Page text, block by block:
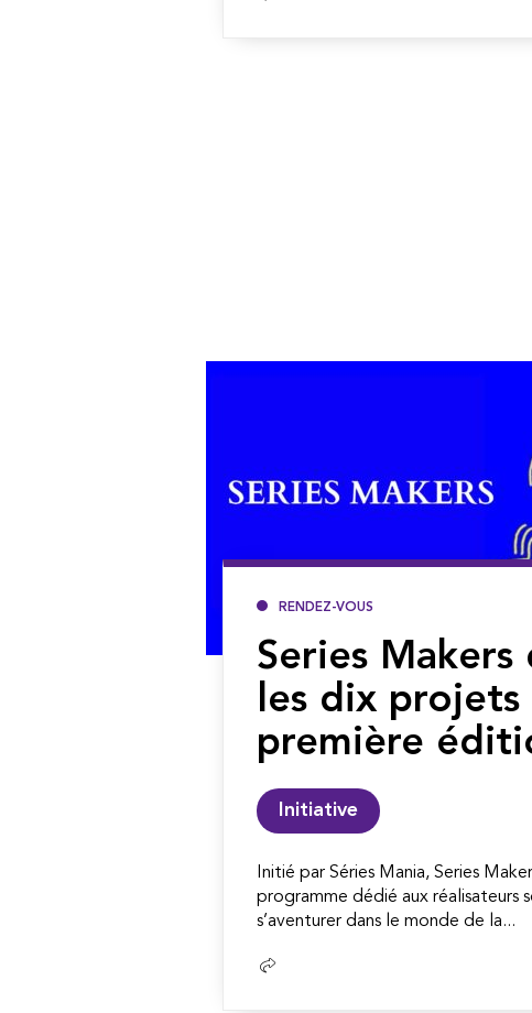
RENDEZ-VOUS
Series
les dix projets
première
Initiative
Initié par Séries Mania, Series
programme dédié aux réalisateurs
s’aventurer dans le monde de la...
Lire